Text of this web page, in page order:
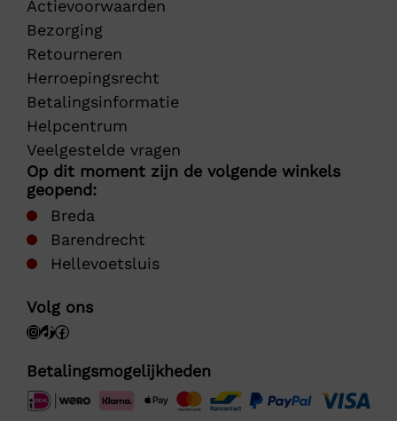
Actievoorwaarden
Bezorging
Retourneren
Herroepingsrecht
Betalingsinformatie
Helpcentrum
Veelgestelde vragen
Op dit moment zijn de volgende winkels
geopend:
Breda
Barendrecht
Hellevoetsluis
Volg ons
Betalingsmogelijkheden